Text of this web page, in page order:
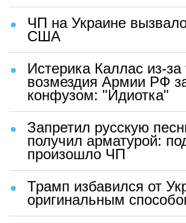
ЧП на Украине
США
Истерика Каллас из-за
возмездия Армии РФ
конфузом: "Идиотка"
Запретил русскую
получил арматурой:
произошло ЧП
Трамп избавился от
оригинальным